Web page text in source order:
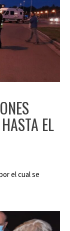
EL
el cual se